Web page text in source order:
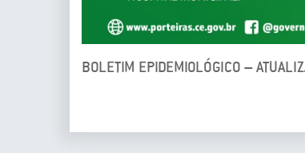
BOLETIM EPIDEMIOLÓGICO –